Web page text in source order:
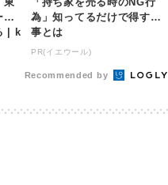
タ
| k
為」知ってるだけで得する
事とは
PR(イエウール)
Recommended by